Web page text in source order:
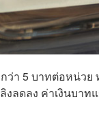
า 5 บาทต่อหน่วย
ลดลง ค่าเงินบา